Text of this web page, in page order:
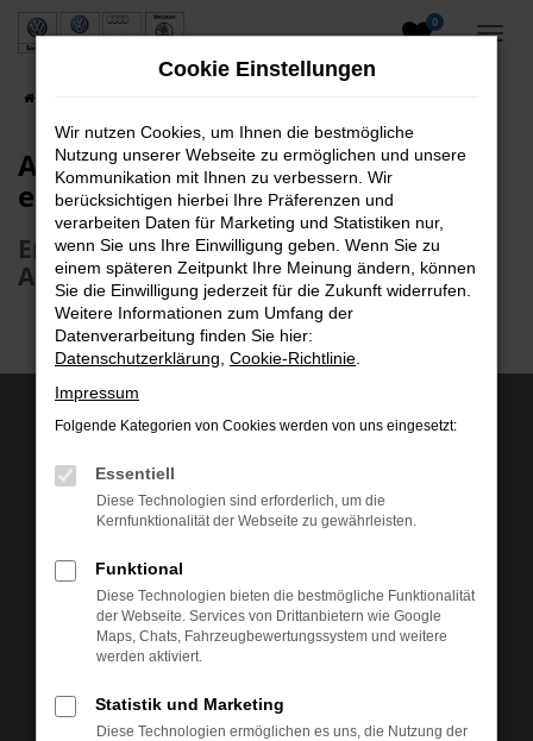
Zum
0
Autohaus Alfred Sanktjohanser
e.K.
Entdecken Sie unsere facettenreiche
Autowelt
Wir sind Servicepartner von:
Cookie Einstellungen
Wir nutzen Cookies, um Ihnen die bestmögliche
Nutzung unserer Webseite zu ermöglichen und unsere
Kommunikation mit Ihnen zu verbessern. Wir
berücksichtigen hierbei Ihre Präferenzen und
verarbeiten Daten für Marketing und Statistiken nur,
wenn Sie uns Ihre Einwilligung geben. Wenn Sie zu
einem späteren Zeitpunkt Ihre Meinung ändern, können
Sie die Einwilligung jederzeit für die Zukunft widerrufen.
Weitere Informationen zum Umfang der
Datenverarbeitung finden Sie hier:
Datenschutzerklärung Cookie-Richtlinie
Impressum
Folgende Kategorien von Cookies werden von uns eingesetzt:
Essentiell
Diese Technologien sind erforderlich, um die
Kernfunktionalität der Webseite zu gewährleisten.
Funktional
Diese Technologien bieten die bestmögliche Funktionalität
der Webseite. Services von Drittanbietern wie Google
Maps, Chats, Fahrzeugbewertungssystem und weitere
werden aktiviert.
Statistik und Marketing
Diese Technologien ermöglichen es uns, die Nutzung der